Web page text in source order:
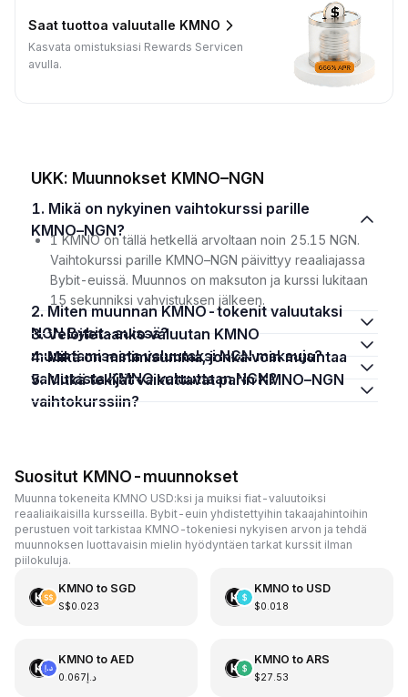
Saat tuottoa valuutalle KMNO
Kasvata omistuksiasi Rewards Servicen
avulla.
UKK: Muunnokset KMNO–NGN
1. Mikä on nykyinen vaihtokurssi parille
KMNO–NGN?
1 KMNO on tällä hetkellä arvoltaan noin 25.15 NGN.
Vaihtokurssi parille KMNO–NGN päivittyy reaaliajassa
Bybit-euissä. Muunnos on maksuton ja kurssi lukitaan
15 sekunniksi vahvistuksen jälkeen.
2. Miten muunnan KMNO-tokenit valuutaksi
NGN Bybit-euissä?
3. Veloitetaanko valuutan KMNO
muuntamisesta valuutaksi NGN maksuja?
4. Mikä on minimisumma, jonka voin muuntaa
valuutasta KMNO valuuttaan NGN?
5. Mitkä tekijät vaikuttavat parin KMNO–NGN
vaihtokurssiin?
Suositut KMNO-muunnokset
Muunna tokeneita KMNO USD:ksi ja muiksi fiat-valuutoiksi
reaaliaikaisilla kursseilla. Bybit-euin yhdistettyihin takaajahintoihin
perustuen voit tarkistaa KMNO-tokeniesi nykyisen arvon ja tehdä
muunnoksen luottavaisin mielin hyödyntäen tarkat kurssit ilman
piilokuluja.
KMNO to SGD
S$0.023
KMNO to USD
$0.018
KMNO to AED
د.إ0.067
KMNO to ARS
$27.53